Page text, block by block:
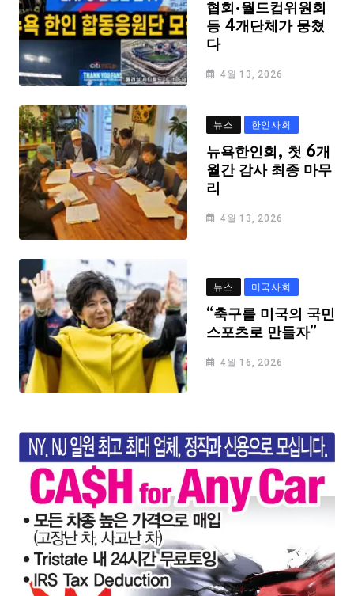
협회·월드컵위원회
등 4개단체가 뭉쳤
다
4월 13, 2026
뉴스 한인사회
뉴욕한인회, 첫 6개
월간 감사 최종 마무
리
4월 13, 2026
뉴스 미국사회
“축구를 미국의 국민
스포츠로 만들자”
4월 16, 2026